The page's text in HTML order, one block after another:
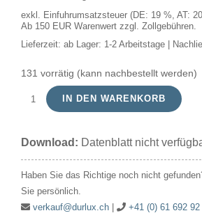
exkl. Einfuhrumsatzsteuer (DE: 19 %, AT:
Ab 150 EUR Warenwert zzgl. Zollgebühren.
Lieferzeit: ab Lager: 1-2 Arbeitstage |
131 vorrätig (kann nachbestellt werden)
MF
450mA
4.12x13mm
IN DEN WARENKORB
Download: Datenblatt nicht
Haben Sie das Richtige noch nicht
Sie persönlich.
verkauf@durlux.ch| +41 (0) 61 692 92